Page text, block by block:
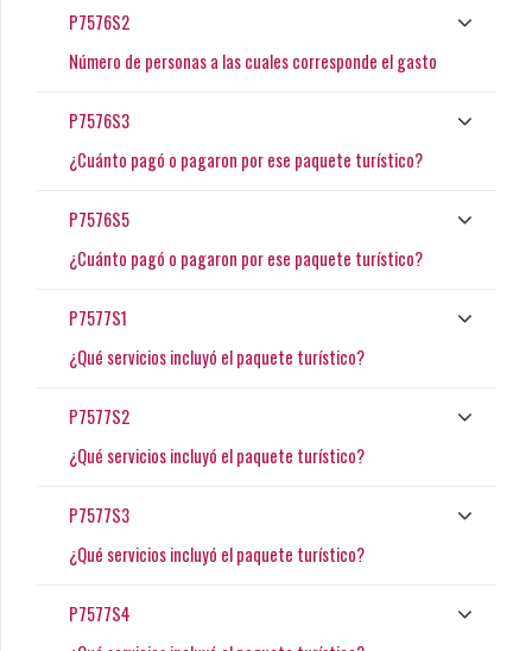
P7576S2
Número de personas a las cuales corresponde el gasto
P7576S3
¿Cuánto pagó o pagaron por ese paquete turístico?
P7576S5
¿Cuánto pagó o pagaron por ese paquete turístico?
P7577S1
¿Qué servicios incluyó el paquete turístico?
P7577S2
¿Qué servicios incluyó el paquete turístico?
P7577S3
¿Qué servicios incluyó el paquete turístico?
P7577S4